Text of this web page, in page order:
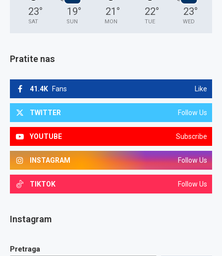
23°
SAT
19°
SUN
21 °
MON
22°
TUE
23°
WED
Pratite nas
41.4K Fans Like
TWITTER Follow Us
YOUTUBE Subscribe
INSTAGRAM Follow Us
TIKTOK Follow Us
Instagram
Pretraga